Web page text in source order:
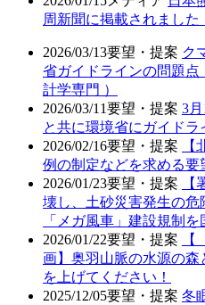
周新聞に掲載されました
2026/03/13要望・提案 ク
省ガイドラインの問題
計学専門 ）
2026/03/11要望・提案 3
と共に環境省にガイド
2026/02/16要望・提案
例の制定などを求める要
2026/01/23要望・提案
壊し、土砂災害発生の
「メガ風車」建設規制
2026/01/22要望・提案
画】奥羽山脈の水源の
を上げてください！
2025/12/05要望・提案 冬